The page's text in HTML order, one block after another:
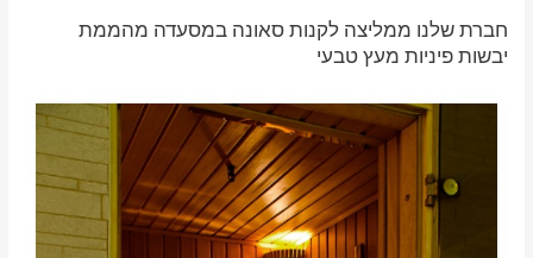
חברת שלנו ממליצה לקנות סאונה במסעדה מהממת
יבשות פיניות מעץ טבעי